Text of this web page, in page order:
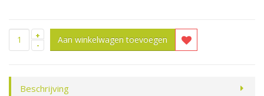
-
+
Beschrijving